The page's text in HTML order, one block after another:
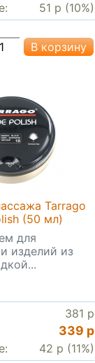
51 р (10%)
Tarrago
(50 мл)
для
изделий из
381 р
339 р
42 р (11%)